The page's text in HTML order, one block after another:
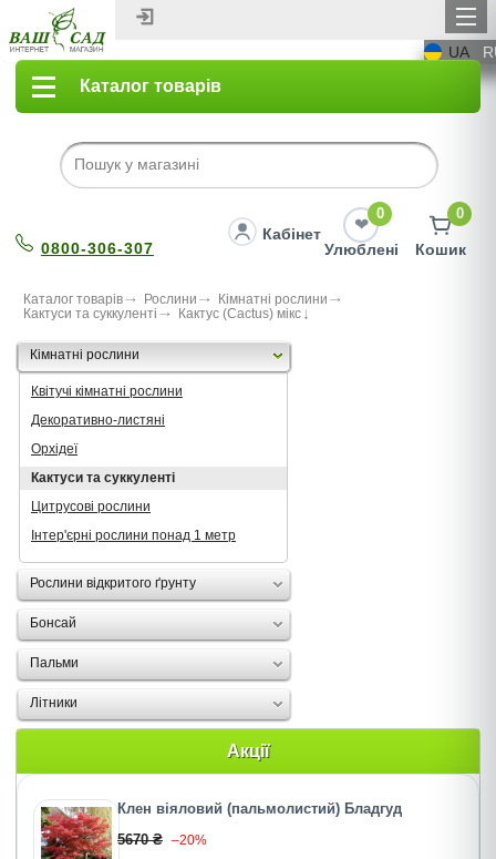
UA
Каталог товарів
0800-306-307
Кабінет
0
Улюблені
0
Кошик
Каталог товарів Рослини
Кімнатні рослини
Кактуси та суккуленті
Кактус (Cactus) мікс
Кімнатні рослини
Квітучі кімнатні рослини
Декоративно-листяні
Орхідеї
Кактуси та суккуленті
Цитрусові рослини
Інтер'єрні рослини понад 1 метр
Рослини відкритого ґрунту
Бонсай
Пальми
Літники
Акції
Клен віяловий (пальмолистий) Бладгуд
5670 ₴ –20%